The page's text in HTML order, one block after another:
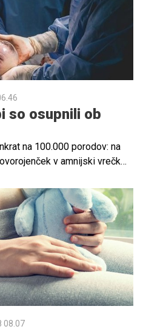
ter karnevalov, ki
del kulturne dediščine,
nekaj najbolj
so osupnili ob
na 100.000 porodov: na
v amnijski vrečki.
08.07